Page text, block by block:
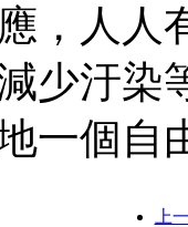
，人人
少汙染
一個自
上